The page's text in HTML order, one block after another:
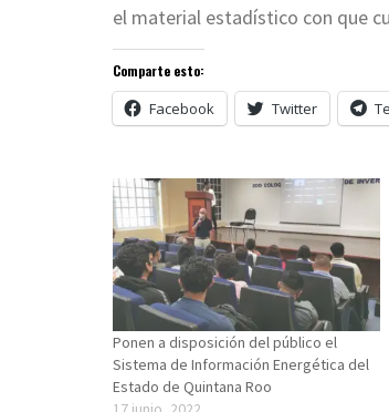
el material estadístico con que
Comparte esto:
Facebook Twitter
Ponen a disposición del público el
Sistema de Información Energética del
Estado de Quintana Roo